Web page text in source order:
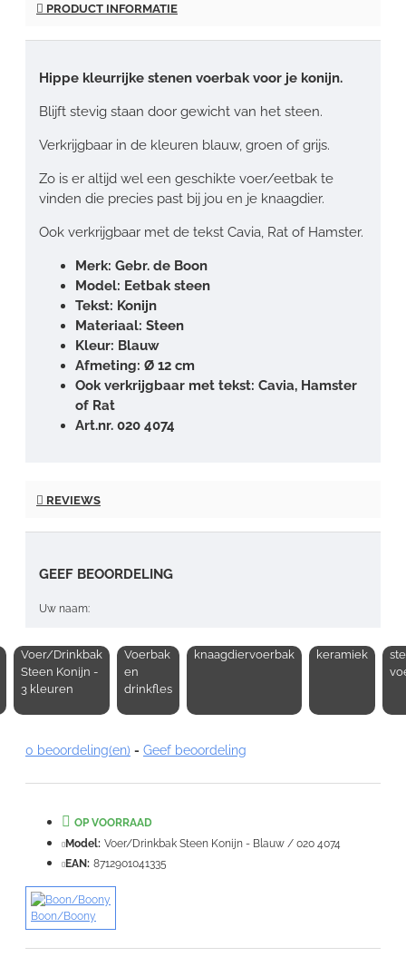
PRODUCT INFORMATIE
Hippe kleurrijke stenen voerbak voor je konijn.
Blijft stevig staan door gewicht van het steen.
Verkrijgbaar in de kleuren blauw, groen of grijs.
Zo is er altijd wel een geschikte voer/eetbak te
vinden die precies past bij jou en je knaagdier.
Ook verkrijgbaar met de tekst Cavia, Rat of Hamster.
Merk: Gebr. de Boon
Model: Eetbak steen
Tekst: Konijn
Materiaal: Steen
Kleur: Blauw
Afmeting: Ø 12 cm
Ook verkrijgbaar met tekst: Cavia, Hamster
of Rat
Art.nr. 020 4074
REVIEWS
GEEF BEOORDELING
Uw naam:
Note:HTML-code wordt niet vertaald!
Slecht
Voer/Drinkbak
Steen Konijn -
3 kleuren
Voerbak
en
drinkfles
knaagdiervoerbak keramiek
0 beoordeling(en) - Geef beoordeling
OP VOORRAAD
Model: Voer/Drinkbak Steen Konijn - Blauw / 020 4074
EAN: 8712901041335
Boon/Boony